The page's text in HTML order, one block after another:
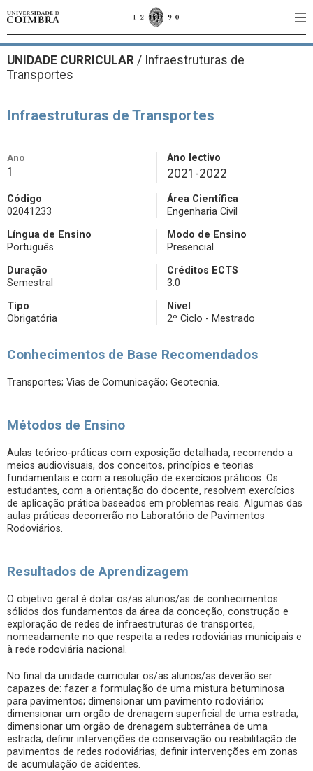
UNIDADE CURRICULAR / Infraestruturas de
Transportes
Infraestruturas de Transportes
Ano
1
Ano lectivo
2021-2022
Código
02041233
Área Científica
Engenharia Civil
Língua de Ensino
Português
Modo de Ensino
Presencial
Duração
Semestral
Créditos ECTS
3.0
Tipo
Obrigatória
Nível
2º Ciclo - Mestrado
Conhecimentos de Base Recomendados
Transportes; Vias de Comunicação; Geotecnia.
Métodos de Ensino
Aulas teórico-práticas com exposição detalhada, recorrendo a
meios audiovisuais, dos conceitos, princípios e teorias
fundamentais e com a resolução de exercícios práticos. Os
estudantes, com a orientação do docente, resolvem exercícios
de aplicação prática baseados em problemas reais. Algumas das
aulas práticas decorrerão no Laboratório de Pavimentos
Rodoviários.
Resultados de Aprendizagem
O objetivo geral é dotar os/as alunos/as de conhecimentos
sólidos dos fundamentos da área da conceção, construção e
exploração de redes de infraestruturas de transportes,
nomeadamente no que respeita a redes rodoviárias municipais e
à rede rodoviária nacional.
No final da unidade curricular os/as alunos/as deverão ser
capazes de: fazer a formulação de uma mistura betuminosa
para pavimentos; dimensionar um pavimento rodoviário;
dimensionar um orgão de drenagem superficial de uma estrada;
dimensionar um orgão de drenagem subterrânea de uma
estrada; definir intervenções de conservação ou reabilitação de
pavimentos de redes rodoviárias; definir intervenções em zonas
de acumulação de acidentes.